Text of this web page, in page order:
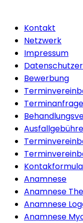
Kontakt
Netzwerk
Impressum
Bewerbung
Terminanfrage
Anamnese
Anamnese
Anamnese
Anamnese